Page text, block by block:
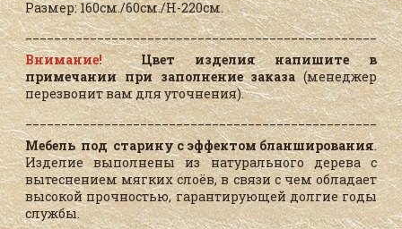
Размер: 160см./60см./Н-220см.
Внимание!
Цвет изделия напишите в
примечании при заполнение заказа (менеджер
перезвонит вам для уточнения).
Мебель под старину с эффектом бланширования.
Изделие выполнены из натурального дерева с
вытеснением мягких слоёв, в связи с чем обладает
высокой прочностью, гарантирующей долгие годы
службы.